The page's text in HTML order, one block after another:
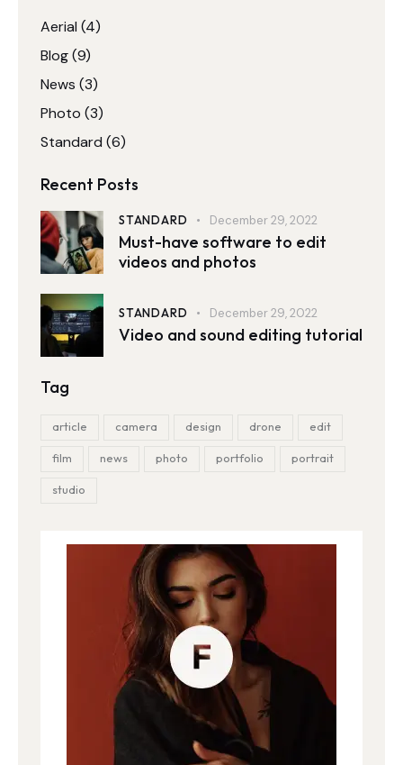
Aerial (4)
Blog(9)
News (3)
Photo (3)
Standard (6)
Recent Posts
STANDARD December 29, 2022
Must-have software to edit
videos and photos
STANDARD December 29, 2022
Video and sound editing tutorial
Tag
article camera design drone edit
film news photo portfolio portrait
studio